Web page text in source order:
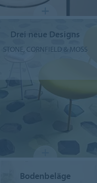
Drei neue Designs
STONE, CORNFIELD & MOSS
Bodenbeläge